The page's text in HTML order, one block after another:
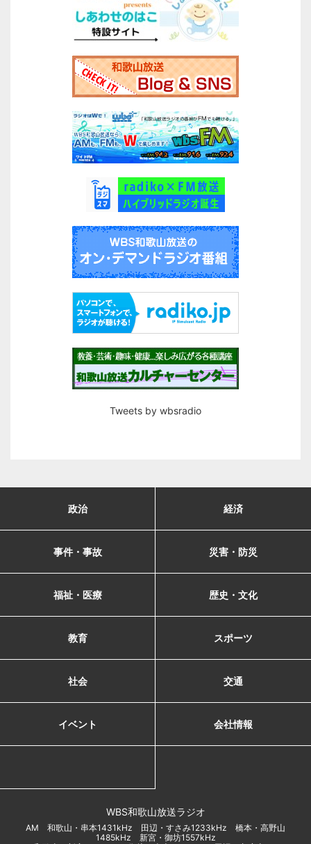
Tweets by wbsradio
政治 経済
事件・事故 災害・防災
福祉・医療 歴史・文化
教育 スポーツ
社会 交通
イベント 会社情報
WBS和歌山放送ラジオ
AM 和歌山・串本1431kHz 田辺・すさみ1233kHz 橋本・高野山
1485kHz 新宮・御坊1557kHz